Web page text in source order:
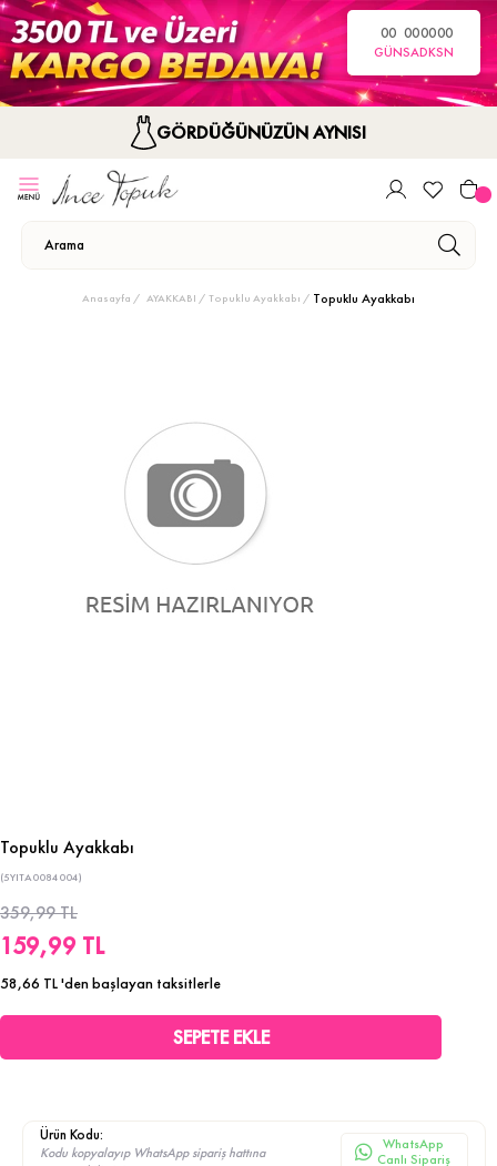
00
GÜN
00
SA
00
DK
00
SN
GÖRDÜĞÜNÜZÜN AYNISI
Anasayfa AYAKKABI Topuklu Ayakkabı Topuklu Ayakkabı
Topuklu Ayakkabı
(5YITA0084004)
359,99 TL
159,99 TL
58,66 TL'den başlayan taksitlerle
Ürün Kodu:
Kodu kopyalayıp WhatsApp sipariş hattına
WhatsApp
Canlı Sipariş